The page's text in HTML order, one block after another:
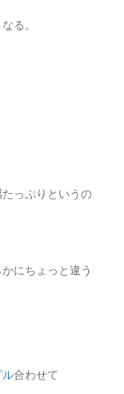
る。
っぷりというの
にちょっと違う
合わせて